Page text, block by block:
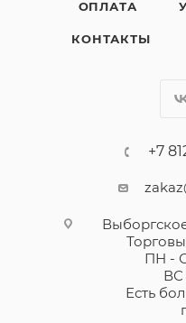
ОПЛАТА
КОНТАКТЫ
+7
ПН -
ВС
Есть